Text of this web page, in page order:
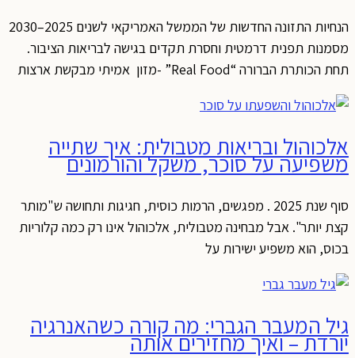
הנחיות התזונה החדשות של הממשל האמריקאי לשנים 2025–2030
מסמנות תפנית דרמטית וחסרת תקדים בגישה לבריאות הציבור.
תחת הכותרת הברורה “Real Food” -מזון אמיתי מבקשת ארצות
אלכוהול ובריאות מטבולית: איך שתייה
משפיעה על סוכר, משקל והורמונים
סוף שנת 2025 . מפגשים, הרמות כוסית, חגיגות ותחושה ש"מותר
קצת יותר". אבל מבחינה מטבולית, אלכוהול אינו רק כמה קלוריות
בכוס, הוא משפיע ישירות על
גיל המעבר הגברי: מה קורה כשהאנרגיה
יורדת – ואיך מחזירים אותה